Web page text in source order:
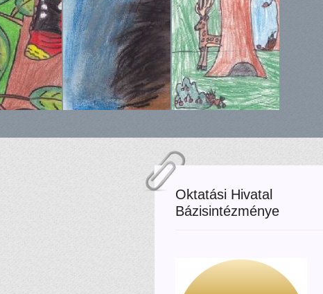
Oktatási Hivatal
Bázisintézménye